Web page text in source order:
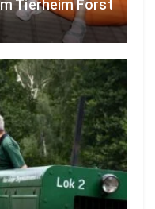
Tierheim Forst